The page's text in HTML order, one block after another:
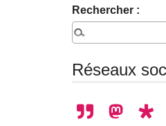
Rechercher :
Réseaux